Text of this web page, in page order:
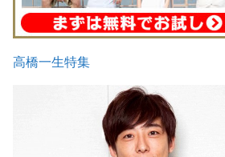
高橋一生特集